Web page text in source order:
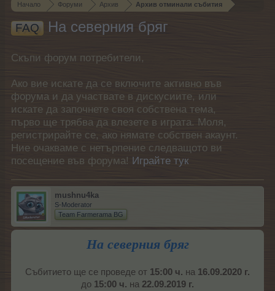
Начало Форуми Архив Архив отминали събития
FAQ На северния бряг
Скъпи форум потребители,
Ако вие искате да се включите активно във
форума и да участвате в дискусиите, или
искате да започнете своя собствена тема,
първо ще трябва да влезете в играта. Моля,
регистрирайте се, ако нямате собствен акаунт.
Ние очакваме с нетърпение следващото ви
посещение във форума! Играйте тук
mushnu4ka
S-Moderator
Team Farmerama BG
На северния бряг
Събитието ще се проведе от 15:00 ч. на 16.09.2020 г.
до 15:00 ч. на 22.09.2019 г.